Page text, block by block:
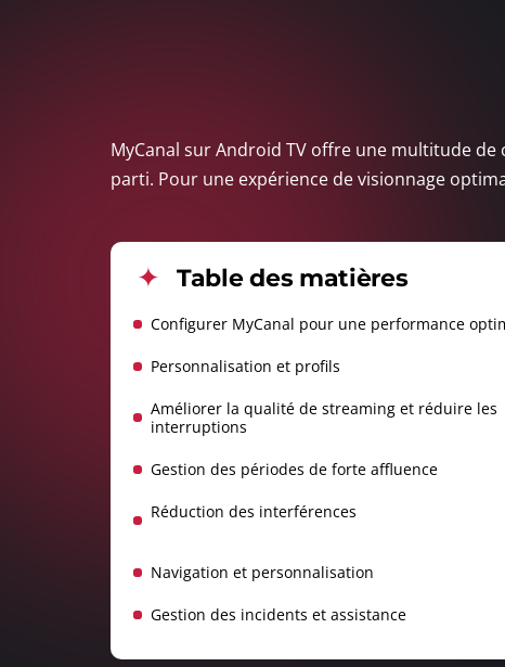
MyCanal sur Android TV offre une multitude
parti. Pour une expérience de visionnage
Table des matières
Configurer MyCanal pour une performance
Personnalisation et profils
Améliorer la qualité de streaming et réduire les
interruptions
Gestion des périodes de forte affluence
Réduction des interférences
Navigation et personnalisation
Gestion des incidents et assistance